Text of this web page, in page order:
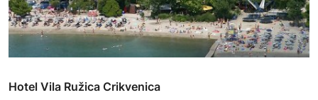
Hotel Vila Ružica Crikvenica